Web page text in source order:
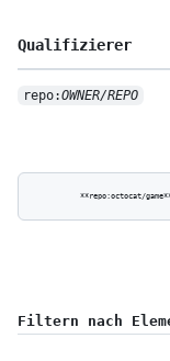
Qualifizierer
repo:OWNER/REPO
Filtern nach